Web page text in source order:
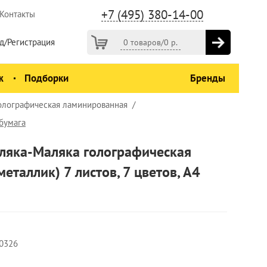
+7 (495) 380-14-00
Контакты
0 товаров/0 р.
Регистрация
Подборки Бренды
ламинированная
Маляка голографическая
7 листов, 7 цветов, A4